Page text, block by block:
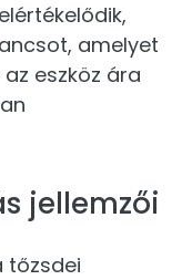
amelyet
eszköz ára
jellemzői
tőzsdei